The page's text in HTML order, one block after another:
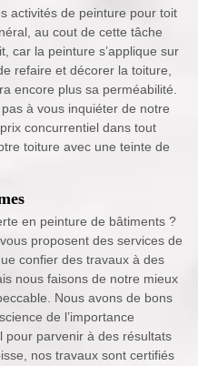
activités de peinture pour toit
au cout de cette tâche
car la peinture s’applique sur
refaire et décorer la toiture,
encore plus sa perméabilité.
à vous inquiéter de notre
concurrentiel dans tout
toiture avec une teinte de
en peinture de bâtiments ?
proposent des services de
confier des travaux à des
nous faisons de notre mieux
Nous avons de bons
de l’importance
pour parvenir à des résultats
nos travaux sont certifiés